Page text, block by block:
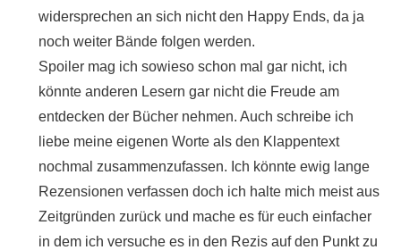
widersprechen an sich nicht den Happy Ends, da ja
noch weiter Bände folgen werden.
Spoiler mag ich sowieso schon mal gar nicht, ich
könnte anderen Lesern gar nicht die Freude am
entdecken der Bücher nehmen. Auch schreibe ich
liebe meine eigenen Worte als den Klappentext
nochmal zusammenzufassen. Ich könnte ewig lange
Rezensionen verfassen doch ich halte mich meist aus
Zeitgründen zurück und mache es für euch einfacher
in dem ich versuche es in den Rezis auf den Punkt zu